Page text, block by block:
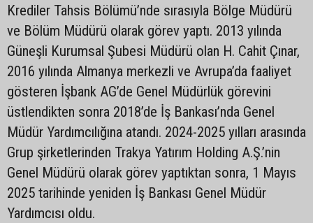
Krediler Tahsis Bölümü’nde sırasıyla Bölge Müdürü
ve Bölüm Müdürü olarak görev yaptı. 2013 yılında
Güneşli Kurumsal Şubesi Müdürü olan H. Cahit Çınar,
2016 yılında Almanya merkezli ve Avrupa’da faaliyet
gösteren İşbank AG’de Genel Müdürlük görevini
üstlendikten sonra 2018’de İş Bankası’nda Genel
Müdür Yardımcılığına atandı. 2024-2025 yılları arasında
Grup şirketlerinden Trakya Yatırım Holding A.Ş.’nin
Genel Müdürü olarak görev yaptıktan sonra, 1 Mayıs
2025 tarihinde yeniden İş Bankası Genel Müdür
Yardımcısı oldu.